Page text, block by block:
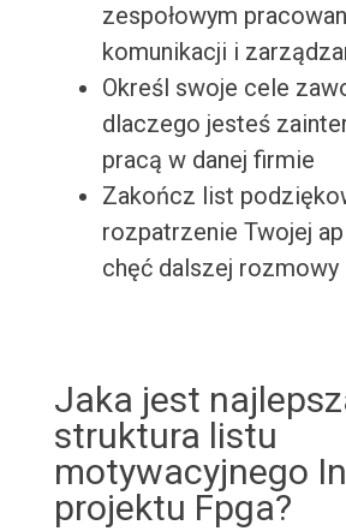
zespołowym
komunikacji i
Określ swoje cele
dlaczego jesteś
pracą w danej firmie
Zakończ list
rozpatrzenie Twojej
chęć dalszej rozmowy
Jaka jest
struktura listu
motywacyjnego
projektu Fpga?